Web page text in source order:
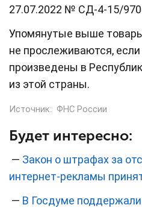
27.07.2022 № СД-4-15/
Упомянутые выше
не прослеживаются,
произведены в
из этой страны.
Источник: ФНС России
Будет интересно:
— Закон о штрафах за
интернет-рекламы
— В Госдуме